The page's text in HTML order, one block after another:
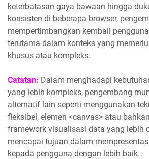
keterbatasan gaya bawaan hingga
konsisten di beberapa browser,
mempertimbangkan kembali
terutama dalam konteks yang
khusus atau kompleks.
Catatan: Dalam menghadapi
yang lebih kompleks, pengembang
alternatif lain seperti menggunakan
fleksibel, elemen <canvas> atau
framework visualisasi data yang lebih
mencapai tujuan dalam
kepada pengguna dengan lebih baik.